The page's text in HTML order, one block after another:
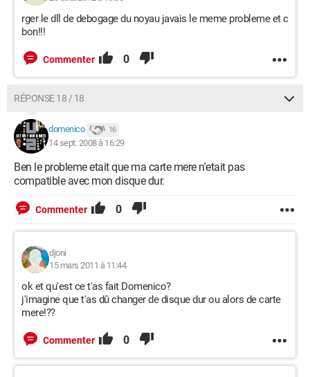
rger le dll de debogage du noyau javais le meme probleme et c
bon!!!
Commenter 0
RÉPONSE 18 / 18
domenico 16
14 sept. 2008 à 16:29
Ben le probleme etait que ma carte mere n'etait pas
compatible avec mon disque dur.
Commenter 0
djoni
15 mars 2011 à 11:44
ok et qu'est ce t'as fait Domenico?
j'imagine que t'as dû changer de disque dur ou alors de carte
mere!??
Commenter 0